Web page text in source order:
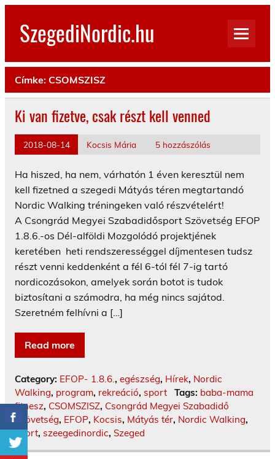
Skip
contentSzegediNordic.hu
Címke: CSOMSZISZ
Ki van fizetve, csak részt kell venned
2018-08-14 Kocsis Mária 5 hozzászólás
Ha hiszed, ha nem, várhatón 1 éven keresztül nem
kell fizetned a szegedi Mátyás téren megtartandó
Nordic Walking tréningeken való részvételért!
A Csongrád Megyei Szabadidősport Szövetség EFOP
1.8.6.-os Dél-alföldi Mozgolódó projektjének
keretében heti rendszerességgel díjmentesen tudsz
részt venni keddenként a fél 6-tól fél 7-ig tartó
nordicozásokon, amelyek során botot is tudok
biztosítani a számodra, ha még nincs sajátod.
Szeretném felhívni a […]
Read more
Category: EFOP- 1.8.6., egészség, Hírek, Nordic
Walking, program, rekreáció, sport Tags: baba-mama
fitnesz, CSOMSZISZ, Csongrád Megyei Szabadidő
Szövetség, EFOP, Kocsis, Mátyás tér, Nordic Walking,
sport, szeegedinordic, Szeged